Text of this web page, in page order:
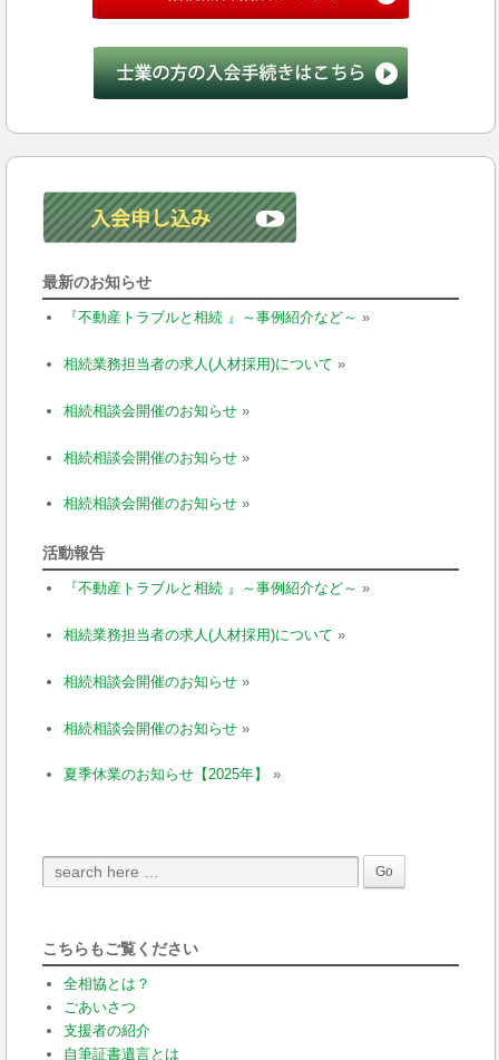
最新のお知らせ
『不動産トラブルと相続 』～事例紹介など～ »
相続業務担当者の求人(人材採用)について »
相続相談会開催のお知らせ »
相続相談会開催のお知らせ »
相続相談会開催のお知らせ »
活動報告
『不動産トラブルと相続 』～事例紹介など～ »
相続業務担当者の求人(人材採用)について »
相続相談会開催のお知らせ »
相続相談会開催のお知らせ »
夏季休業のお知らせ【2025年】 »
こちらもご覧ください
全相協とは？
ごあいさつ
支援者の紹介
自筆証書遺言とは